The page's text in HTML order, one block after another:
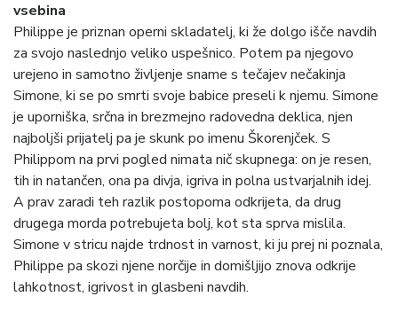
vsebina
Philippe je priznan operni skladatelj, ki že dolgo išče navdih
za svojo naslednjo veliko uspešnico. Potem pa njegovo
urejeno in samotno življenje sname s tečajev nečakinja
Simone, ki se po smrti svoje babice preseli k njemu. Simone
je uporniška, srčna in brezmejno radovedna deklica, njen
najboljši prijatelj pa je skunk po imenu Škorenjček. S
Philippom na prvi pogled nimata nič skupnega: on je resen,
tih in natančen, ona pa divja, igriva in polna ustvarjalnih idej.
A prav zaradi teh razlik postopoma odkrijeta, da drug
drugega morda potrebujeta bolj, kot sta sprva mislila.
Simone v stricu najde trdnost in varnost, ki ju prej ni poznala,
Philippe pa skozi njene norčije in domišljijo znova odkrije
lahkotnost, igrivost in glasbeni navdih.